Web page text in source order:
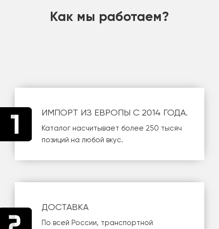
Как мы работаем?
ИМПОРТ ИЗ ЕВРОПЫ С 2014 ГОДА.
Каталог насчитывает более 250 тысяч
позиций на любой вкус.
ДОСТАВКА
По всей России, транспортной